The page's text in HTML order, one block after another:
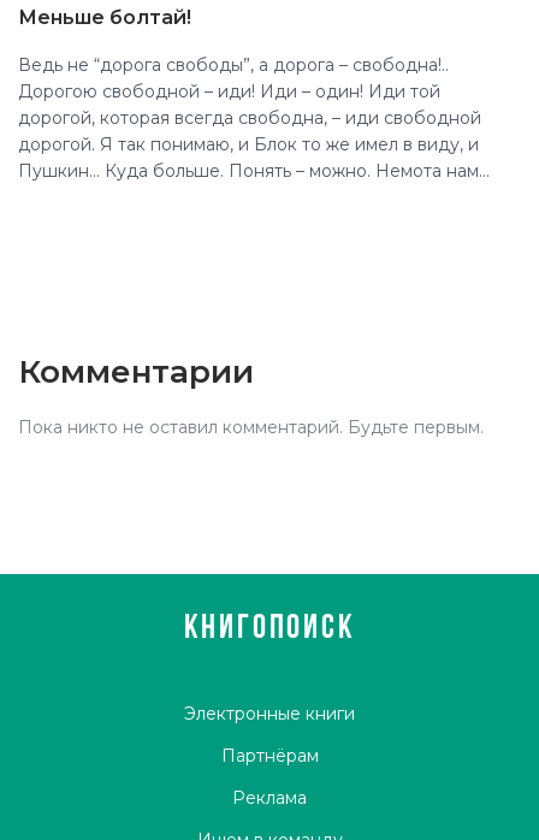
Меньше болтай!
Ведь не “дорога свободы”, а дорога – свободна!..
Дорогою свободной – иди! Иди – один! Иди той
дорогой, которая всегда свободна, – иди свободной
дорогой. Я так понимаю, и Блок то же имел в виду, и
Пушкин… Куда больше. Понять – можно. Немота нам
Комментарии
Пока никто не оставил комментарий. Будьте первым.
КНИГОПОИСК
Электронные книги
Партнёрам
Реклама